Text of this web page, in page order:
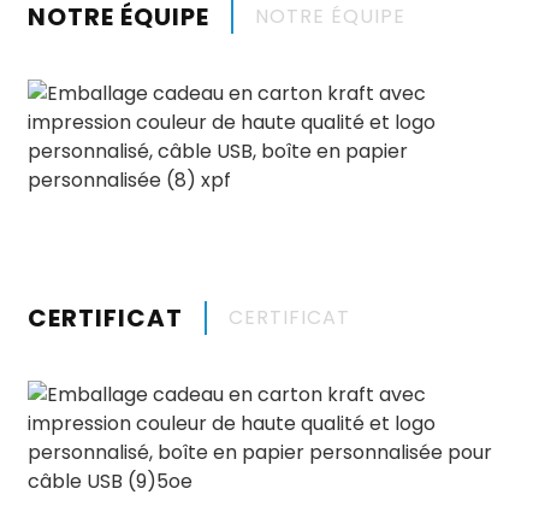
NOTRE ÉQUIPE NOTRE ÉQUIPE
CERTIFICAT CERTIFICAT